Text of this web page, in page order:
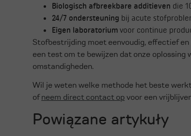
Biologisch afbreekbare additieven die
24/7 ondersteuning bij acute
Eigen laboratorium voor continue
Stofbestrijding moet eenvoudig, effectief
een test om te bewijzen dat onze
omstandigheden.
Wil je weten welke methode het beste
ofneem direct contact opvoor een
Powiązane artykuły